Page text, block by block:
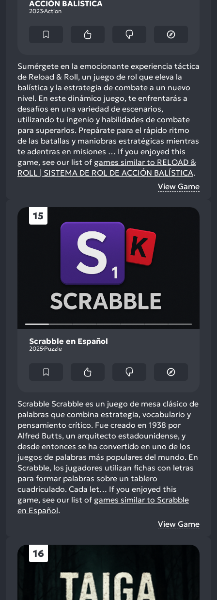
ACCIÓN BALÍSTICA
2023Action
Sumérgete en la emocionante experiencia táctica
de Reload & Roll, un juego de rol que eleva la
balística y la estrategia de combate a un nuevo
nivel. En este dinámico juego, te enfrentarás a
desafíos en una variedad de escenarios,
utilizando tu ingenio y habilidades de combate
para superarlos. Prepárate para el rápido ritmo
de las batallas y maniobras estratégicas mientras
te adentras en misiones … If you enjoyed this
game, see our list of games similar to RELOAD &
ROLL | SISTEMA DE ROL DE ACCIÓN BALÍSTICA.
View Game
15
Scrabble en Español
2025 Puzzle
Scrabble Scrabble es un juego de mesa clásico de
palabras que combina estrategia, vocabulario y
pensamiento crítico. Fue creado en 1938 por
Alfred Butts, un arquitecto estadounidense, y
desde entonces se ha convertido en uno de los
juegos de palabras más populares del mundo. En
Scrabble, los jugadores utilizan fichas con letras
para formar palabras sobre un tablero
cuadriculado. Cada let… If you enjoyed this
game, see our list of games similar to Scrabble
en Español.
View Game
16